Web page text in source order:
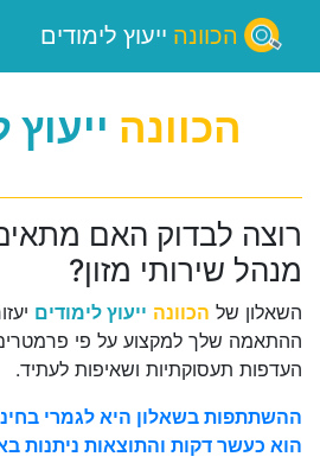
הכוונה ייעוץ לימודים
הכוונה ייעוץ
רוצה לבדוק האם
מנהל שירותי מזון?
השאלון של הכוונה ייעוץ לימודים
ההתאמה שלך למקצוע על פי
העדפות תעסוקתיות ושאיפות לעתיד.
ההשתתפות בשאלון היא לגמרי
הוא כעשר דקות והתוצאות ניתנות